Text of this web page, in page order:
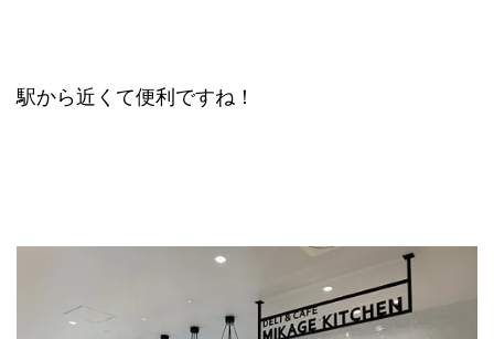
駅から近くて便利ですね！